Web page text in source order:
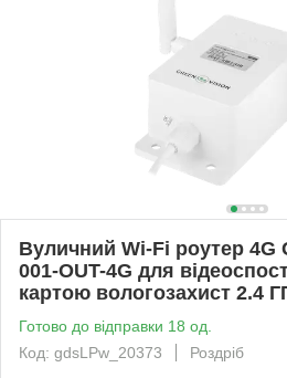
Вуличний Wi-Fi роутер 4G
001-OUT-4G для
картою вологозахист 2.4
Готово до відправки 18 од.
Код: gdsLPw_20373
Роздріб